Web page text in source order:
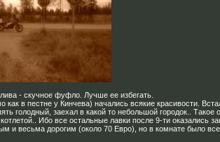
- скучное фуфло. Лучше ее избегать.
как в пестне у Кинчева) начались всякие красивости.
голодный, заехал в какой то небольшой городок..
Ибо все остальные лавки после 9-ти оказались
и весьма дорогим (около 70 Евро), но в комнате было